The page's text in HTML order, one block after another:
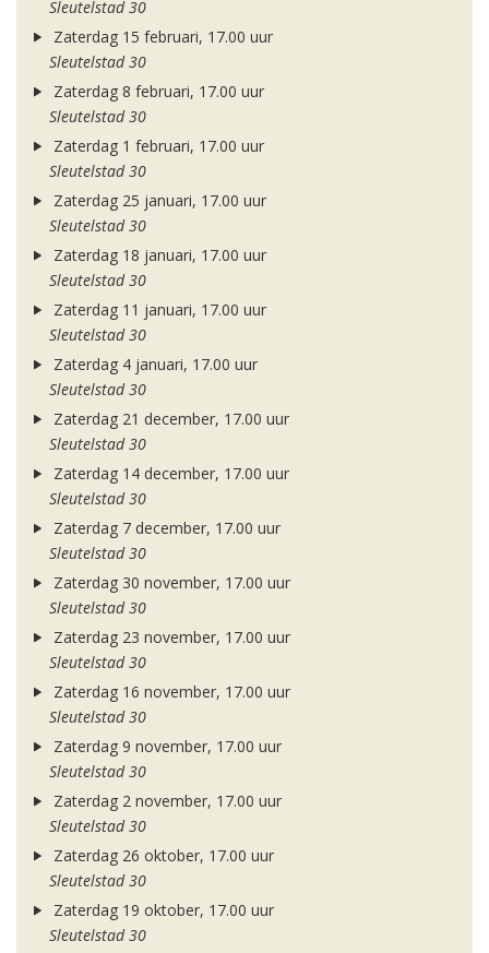
Sleutelstad 30
Zaterdag 15 februari, 17.00 uur
Sleutelstad 30
Zaterdag 8 februari, 17.00 uur
Sleutelstad 30
Zaterdag 1 februari, 17.00 uur
Sleutelstad 30
Zaterdag 25 januari, 17.00 uur
Sleutelstad 30
Zaterdag 18 januari, 17.00 uur
Sleutelstad 30
Zaterdag 11 januari, 17.00 uur
Sleutelstad 30
Zaterdag 4 januari, 17.00 uur
Sleutelstad 30
Zaterdag 21 december, 17.00 uur
Sleutelstad 30
Zaterdag 14 december, 17.00 uur
Sleutelstad 30
Zaterdag 7 december, 17.00 uur
Sleutelstad 30
Zaterdag 30 november, 17.00 uur
Sleutelstad 30
Zaterdag 23 november, 17.00 uur
Sleutelstad 30
Zaterdag 16 november, 17.00 uur
Sleutelstad 30
Zaterdag 9 november, 17.00 uur
Sleutelstad 30
Zaterdag 2 november, 17.00 uur
Sleutelstad 30
Zaterdag 26 oktober, 17.00 uur
Sleutelstad 30
Zaterdag 19 oktober, 17.00 uur
Sleutelstad 30